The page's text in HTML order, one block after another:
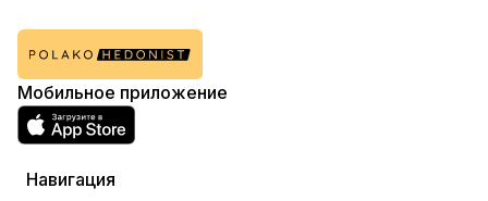
Мобильное приложение
Навигация